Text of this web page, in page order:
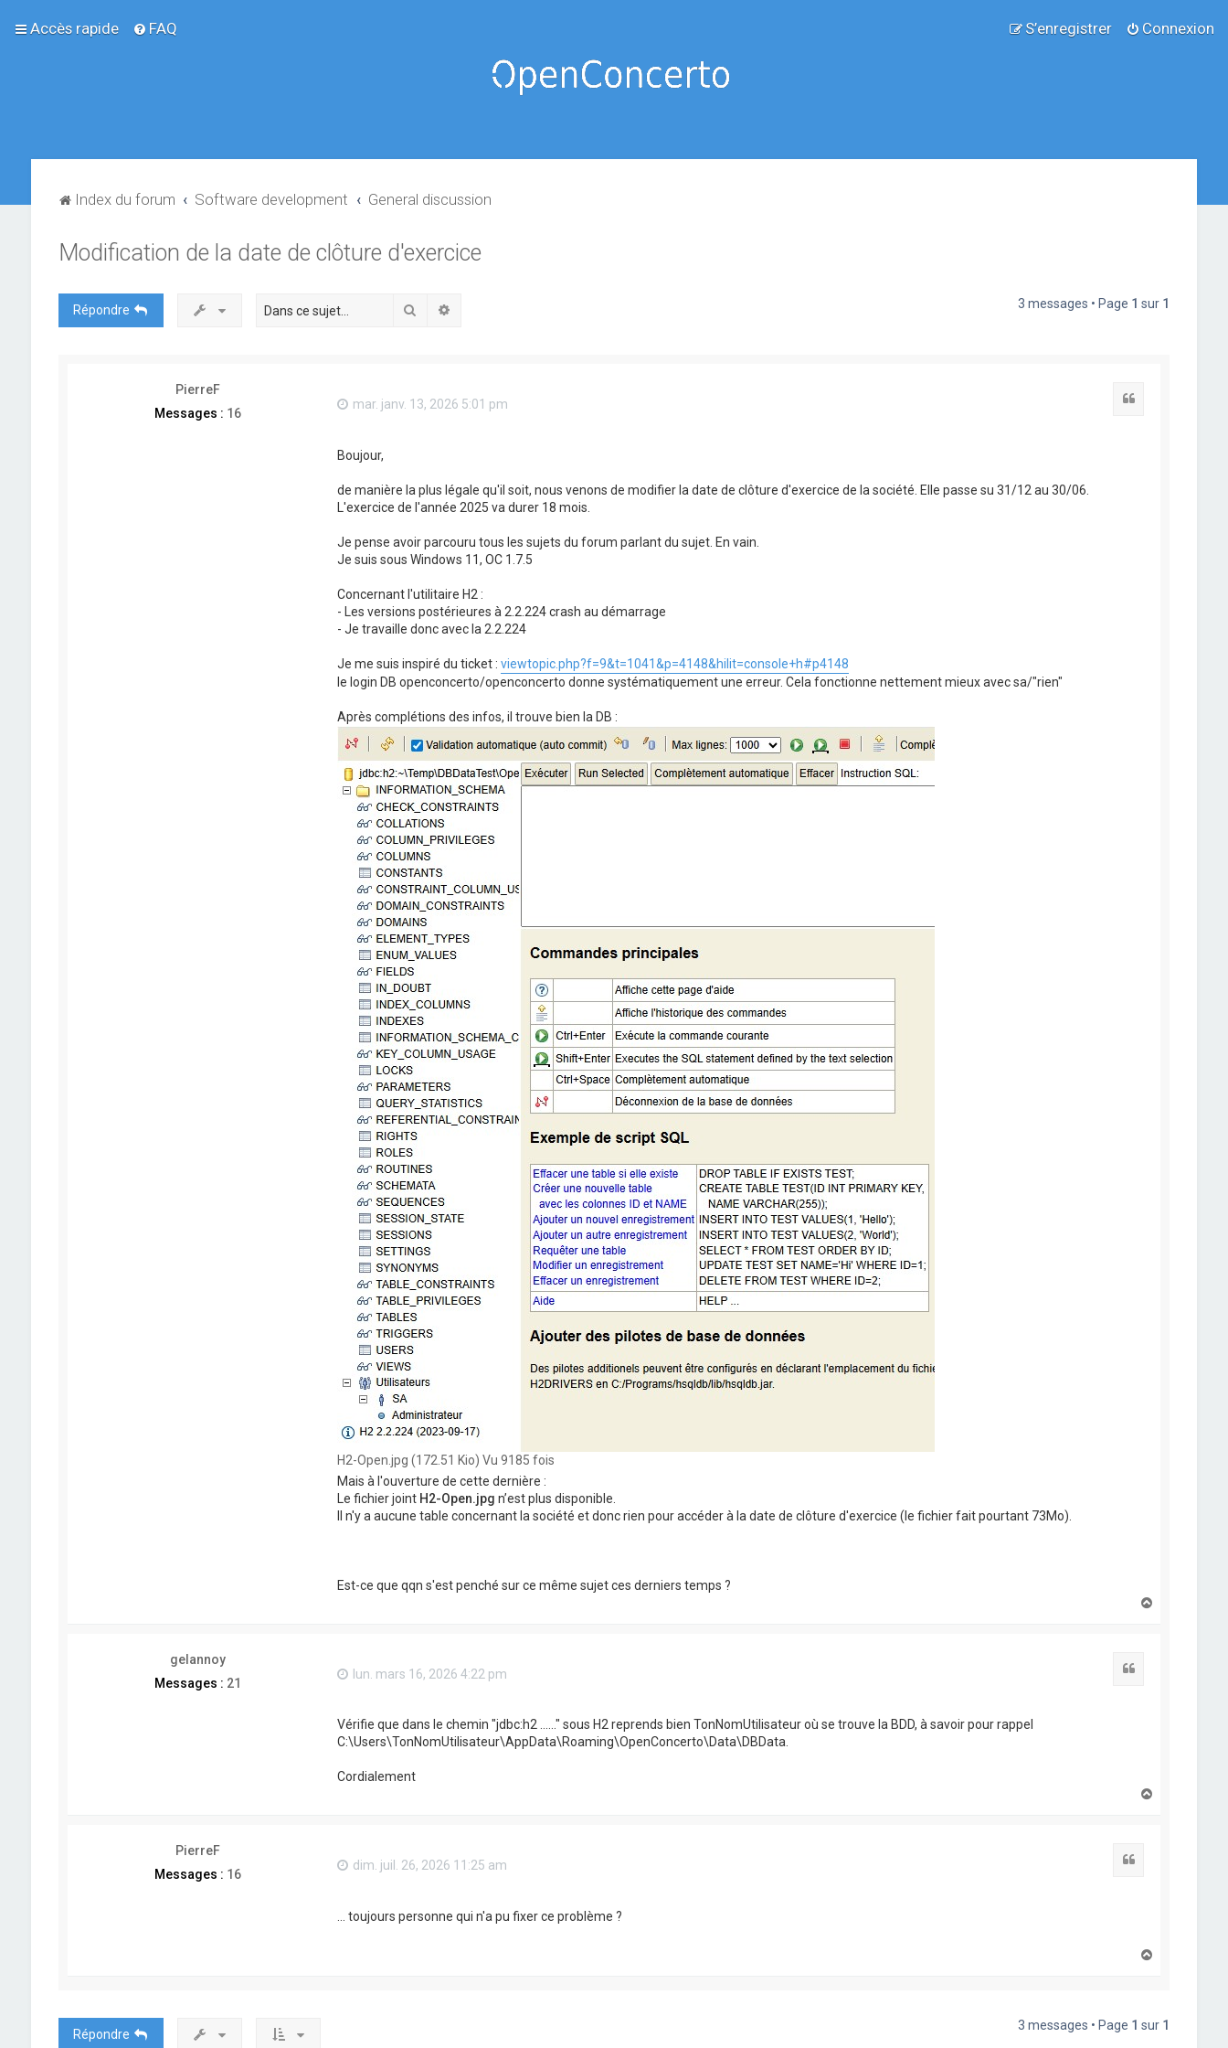
Accès rapide FAQ Connexion
S’enregistrer
Index du forum Software development General discussion
Modification de la date de clôture d'exercice
Répondre Rechercher 3 messages • Page 1 sur 1
PierreF
Messages : 16
mar. janv. 13, 2026 5:01 pm
Boujour,
de manière la plus légale qu'il soit, nous venons de modifier la date de clôture d'exercice de la société. Elle passe su 31/12 au 30/06.
L'exercice de l'année 2025 va durer 18 mois.
Je pense avoir parcouru tous les sujets du forum parlant du sujet. En vain.
Je suis sous Windows 11, OC 1.7.5
Concernant l'utilitaire H2 :
- Les versions postérieures à 2.2.224 crash au démarrage
- Je travaille donc avec la 2.2.224
Je me suis inspiré du ticket : viewtopic.php?f=9&t=1041&p=4148&hilit=console+h#p4148
le login DB openconcerto/openconcerto donne systématiquement une erreur. Cela fonctionne nettement mieux avec sa/"rien"
Après complétions des infos, il trouve bien la DB :
H2-Open.jpg (172.51 Kio) Vu 9185 fois
Mais à l'ouverture de cette dernière :
Le fichier joint H2-Open.jpg n’est plus disponible.
Il n'y a aucune table concernant la société et donc rien pour accéder à la date de clôture d'exercice (le fichier fait pourtant 73Mo).
Est-ce que qqn s'est penché sur ce même sujet ces derniers temps ?
gelannoy
Messages : 21
lun. mars 16, 2026 4:22 pm
Vérifie que dans le chemin "jdbc:h2 ......" sous H2 reprends bien TonNomUtilisateur où se trouve la BDD, à savoir pour rappel
C:\Users\TonNomUtilisateur\AppData\Roaming\OpenConcerto\Data\DBData.
Cordialement
PierreF
Messages : 16
dim. juil. 26, 2026 11:25 am
... toujours personne qui n'a pu fixer ce problème ?
Répondre
3 messages • Page 1 sur 1